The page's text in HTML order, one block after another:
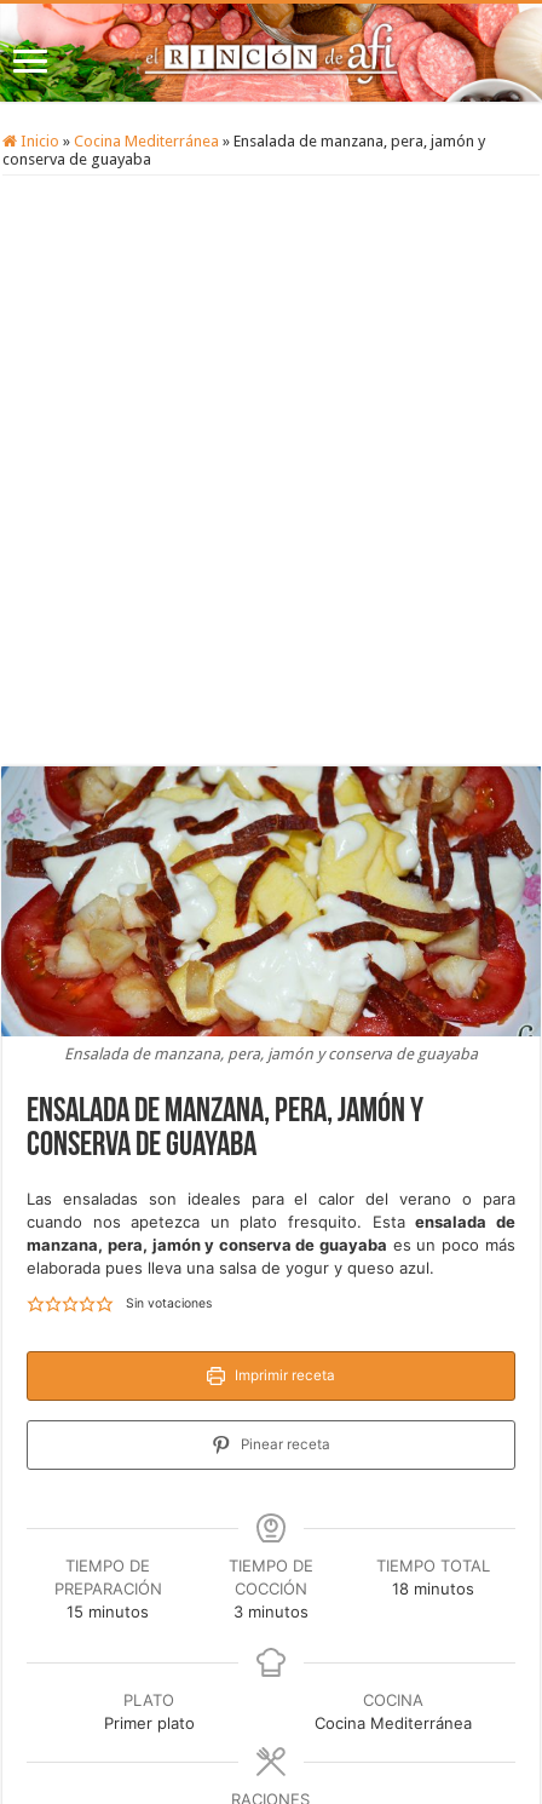
Inicio » Cocina Mediterránea » Ensalada de manzana, pera, jamón y
conserva de guayaba
Ensalada de manzana, pera, jamón y conserva de guayaba
Ensalada de manzana, pera, jamón y
conserva de guayaba
Las ensaladas son ideales para el calor del verano o para
cuando nos apetezca un plato fresquito. Estaensalada de
manzana, pera, jamón y conserva de guayaba es un poco más
elaborada pues lleva una salsa de yogur y queso azul.
Sin votaciones
Imprimir receta
Pinear receta
TIEMPO DE
PREPARACIÓN
15 minutos
minutos
TIEMPO DE
COCCIÓN
3minutos
minutos
TIEMPO TOTAL
18minutos
minutos
PLATO
Primer plato
COCINA
Cocina Mediterránea
RACIONES